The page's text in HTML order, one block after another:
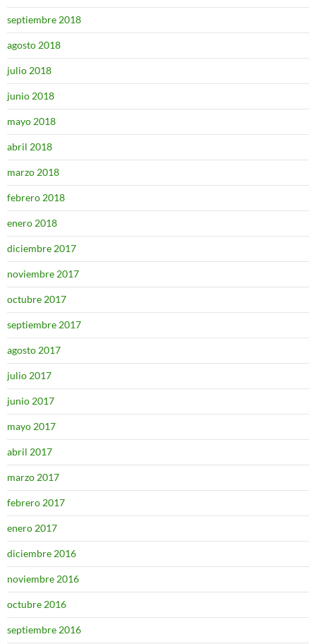
septiembre 2018
agosto 2018
julio 2018
junio 2018
mayo 2018
abril 2018
marzo 2018
febrero 2018
enero 2018
diciembre 2017
noviembre 2017
octubre 2017
septiembre 2017
agosto 2017
julio 2017
junio 2017
mayo 2017
abril 2017
marzo 2017
febrero 2017
enero 2017
diciembre 2016
noviembre 2016
octubre 2016
septiembre 2016